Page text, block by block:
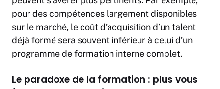
pour des compétences largement disponibles
sur le marché, le coût d’acquisition d’un talent
déjà formé sera souvent inférieur à celui d’un
programme de formation interne complet.
Le paradoxe de la formation : plus vous